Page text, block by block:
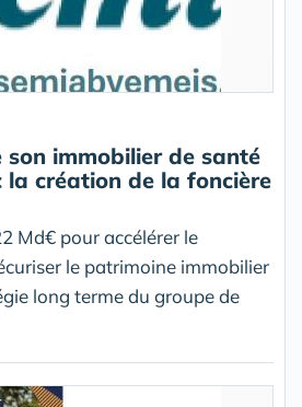
son immobilier de santé
la création de la foncière
Md€ pour accélérer le
le patrimoine immobilier
long terme du groupe de